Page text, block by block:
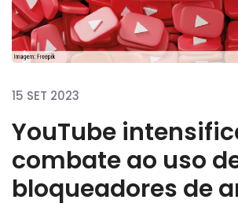
15 SET 2023
YouTube
combate ao uso
bloqueadores de